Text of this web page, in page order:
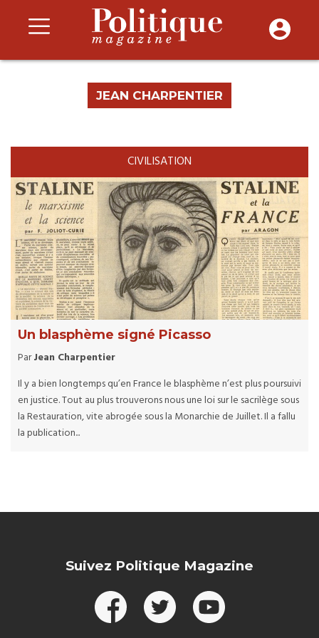
JEAN CHARPENTIER
CIVILISATION
Un blasphème signé Picasso
ParJean Charpentier
Il y a bien longtemps qu’en France le blasphème n’est plus poursuivi
en justice. Tout au plus trouverons nous une loi sur le sacrilège sous
la Restauration, vite abrogée sous la Monarchie de Juillet. Il a fallu
la publication...
Suivez Politique Magazine